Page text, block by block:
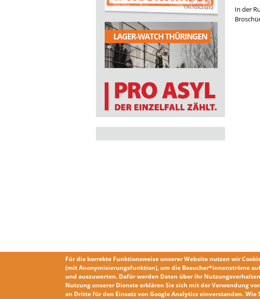
In der
Für die korrekte Funktionsweise unserer Website nutzen wir
(mit Anonymisierungsfunktion), um die Besucher*innenströme
und auszuwerten. Dafür werden Daten über ihr
Nutzung unserer Dienste erklären Sie sich mit derVerwendung
an Dritte für den Einsatz von Google Analytics einverstanden. Wie